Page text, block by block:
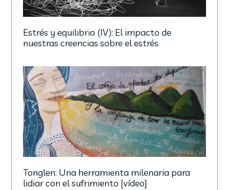
Estrés y equilibrio (IV): El impacto de
nuestras creencias sobre el estrés
Tonglen: Una herramienta milenaria para
lidiar con el sufrimiento [vídeo]